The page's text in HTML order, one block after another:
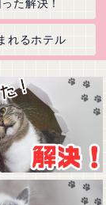
た解決！
れるホテル